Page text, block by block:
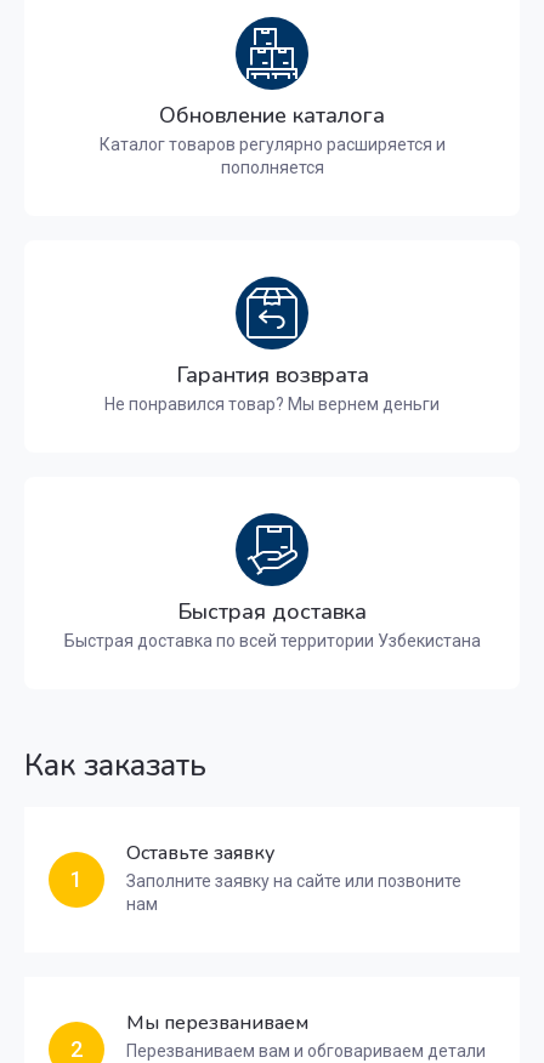
Обновление каталога
Каталог товаров регулярно расширяется и
пополняется
Гарантия возврата
Не понравился товар? Мы вернем деньги
Быстрая доставка
Быстрая доставка по всей территории Узбекистана
Как заказать
1
Оставьте заявку
Заполните заявку на сайте или позвоните
нам
2
Мы перезваниваем
Перезваниваем вам и обговариваем детали